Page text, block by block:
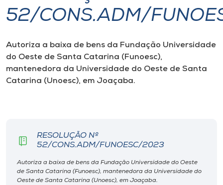
I.nova
Diplomados
Cultura
Biblioteca
Editora
52/CONS.ADM/
Autoriza a baixa de bens da Fundação Universidade
do Oeste de Santa Catarina (Funoesc),
mantenedora da Universidade do Oeste de Santa
Catarina (Unoesc), em Joaçaba.
RESOLUÇÃO Nº
52/CONS.ADM/FUNOESC/2023
Autoriza a baixa de bens da Fundação Universidade do Oeste
de Santa Catarina (Funoesc), mantenedora da Universidade do
Oeste de Santa Catarina (Unoesc), em Joaçaba.